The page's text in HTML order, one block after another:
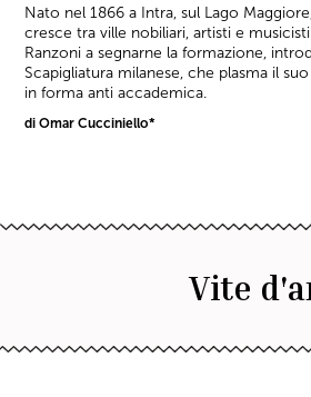
Nato nel 1866 a Intra, sul Lago
cresce tra ville nobiliari, artisti e
Ranzoni a segnarne la formazione,
Scapigliatura milanese, che plasma il
in forma anti accademica.
di Omar Cucciniello*
Vite